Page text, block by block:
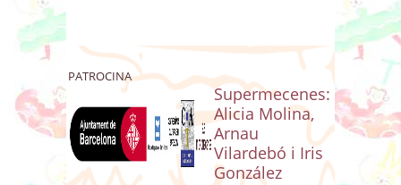
PATROCINA
Supermecenes:
Alicia Molina,
Arnau
Vilardebó i Iris
González